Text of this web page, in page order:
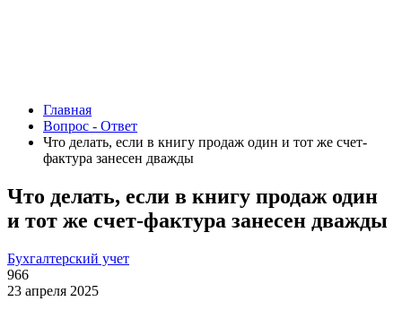
Главная
Вопрос - Ответ
Что делать, если в книгу продаж один и тот же счет-
фактура занесен дважды
Что делать, если в книгу продаж один
и тот же счет-фактура занесен дважды
Бухгалтерский учет
966
23 апреля 2025